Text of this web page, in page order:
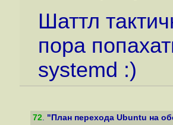
Шаттл
пора
systemd :)
72. "План перехода Ubuntu на